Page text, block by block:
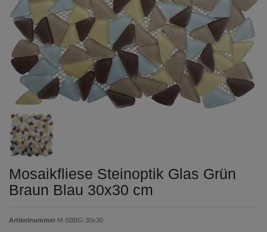
Mosaikfliese Steinoptik Glas Grün
Braun Blau 30x30 cm
Artikelnummer M-SBBG-30x30